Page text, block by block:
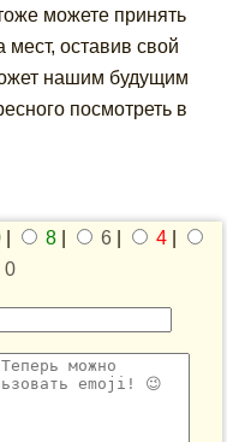
можете принять
оставив свой
нашим будущим
посмотреть в
8 6 4
0